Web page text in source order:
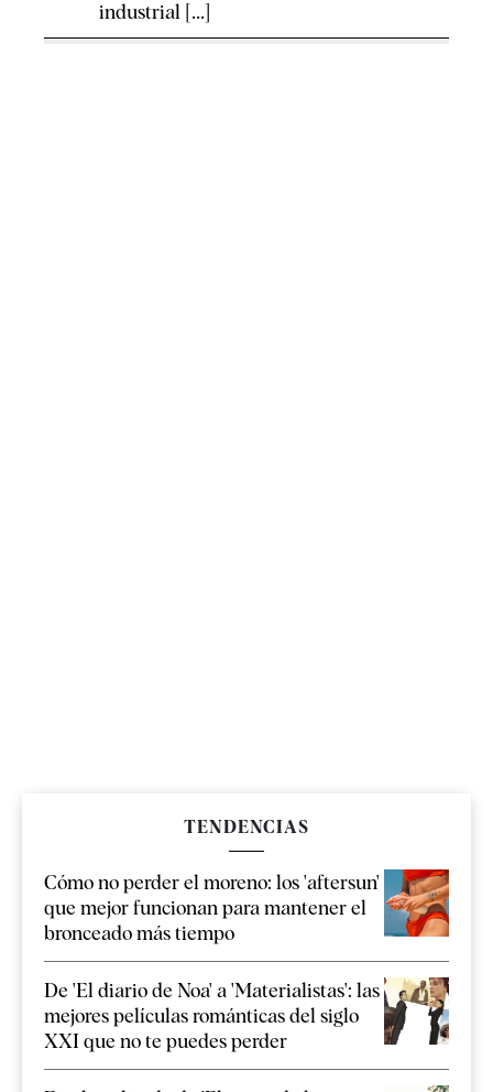
industrial [...]
TENDENCIAS
Cómo no perder el moreno: los 'aftersun'
que mejor funcionan para mantener el
bronceado más tiempo
De 'El diario de Noa' a 'Materialistas': las
mejores películas románticas del siglo
XXI que no te puedes perder